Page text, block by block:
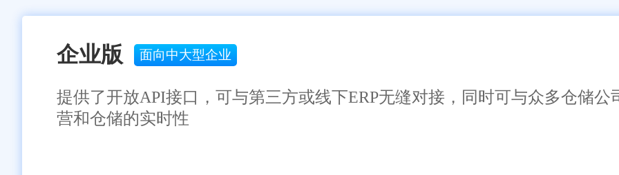
企业版 面向中大型企业
提供了开放API接口，可与第三方或线下ERP无缝对接，同时可与众多仓储
营和仓储的实时性